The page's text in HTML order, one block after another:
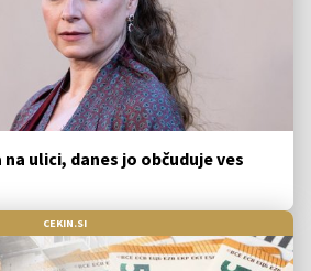
ulici, danes jo občuduje ves
CEKIN.SI